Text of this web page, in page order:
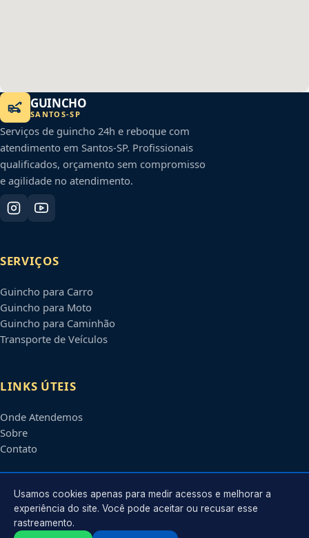
GUINCHO
SANTOS-SP
Serviços de guincho 24h e reboque com
atendimento em Santos-SP. Profissionais
qualificados, orçamento sem compromisso
e agilidade no atendimento.
SERVIÇOS
Guincho para Carro
Guincho para Moto
Guincho para Caminhão
Transporte de Veículos
LINKS ÚTEIS
Onde Atendemos
Sobre
Contato
CONTATO
Atendimento em
Usamos cookies apenas para medir acessos e melhorar a
experiência do site. Você pode aceitar ou recusar esse
rastreamento.